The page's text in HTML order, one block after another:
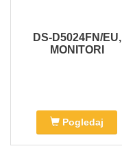
DS-D5024FN/EU,
MONITORI
Pogledaj